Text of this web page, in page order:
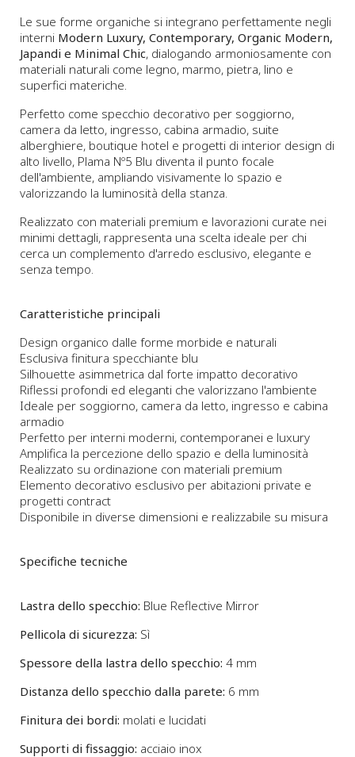
Le sue forme organiche si integrano perfettamente negli
interni Modern Luxury, Contemporary, Organic Modern,
Japandi e Minimal Chic, dialogando armoniosamente con
materiali naturali come legno, marmo, pietra, lino e
superfici materiche.
Perfetto come specchio decorativo per soggiorno,
camera da letto, ingresso, cabina armadio, suite
alberghiere, boutique hotel e progetti di interior design di
alto livello, Plama Nº5 Blu diventa il punto focale
dell'ambiente, ampliando visivamente lo spazio e
valorizzando la luminosità della stanza.
Realizzato con materiali premium e lavorazioni curate nei
minimi dettagli, rappresenta una scelta ideale per chi
cerca un complemento d'arredo esclusivo, elegante e
senza tempo.
Caratteristiche principali
Design organico dalle forme morbide e naturali
Esclusiva finitura specchiante blu
Silhouette asimmetrica dal forte impatto decorativo
Riflessi profondi ed eleganti che valorizzano l'ambiente
Ideale per soggiorno, camera da letto, ingresso e cabina
armadio
Perfetto per interni moderni, contemporanei e luxury
Amplifica la percezione dello spazio e della luminosità
Realizzato su ordinazione con materiali premium
Elemento decorativo esclusivo per abitazioni private e
progetti contract
Disponibile in diverse dimensioni e realizzabile su misura
Specifiche tecniche
Lastra dello specchio: Blue Reflective Mirror
Pellicola di sicurezza: Sì
Spessore della lastra dello specchio: 4 mm
Distanza dello specchio dalla parete: 6 mm
Finitura dei bordi: molati e lucidati
Supporti di fissaggio: acciaio inox